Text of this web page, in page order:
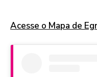
Acesse o Mapa de